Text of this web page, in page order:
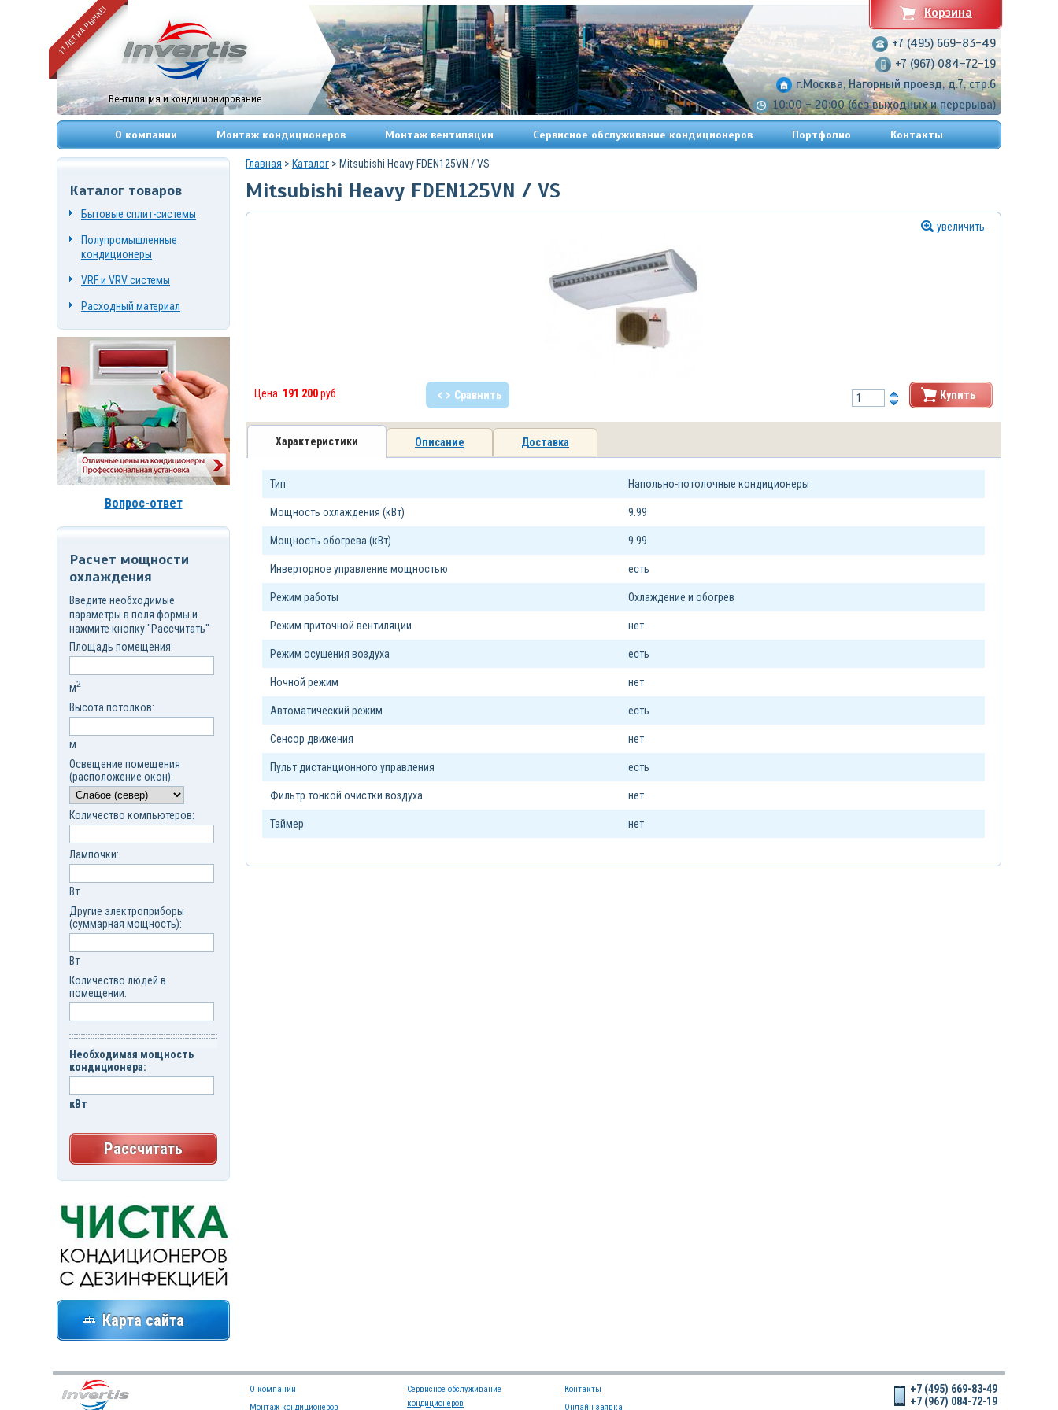
11 ЛЕТ НА РЫНКЕ!
Вентиляция и кондиционирование
+7 (495) 669-83-49
+7 (967) 084-72-19
г.Москва, Нагорный проезд, д.7, стр.6
10:00 - 20:00 (без выходных и перерыва)
Корзина
О компании Монтаж кондиционеров Монтаж вентиляции Сервисное обслуживание кондиционеров Портфолио Контакты
Главная > Каталог > Mitsubishi Heavy FDEN125VN / VS
Mitsubishi Heavy FDEN125VN / VS
увеличить
Цена: 191 200руб. Сравнить Купить
Характеристики Описание Доставка
Тип Напольно-потолочные кондиционеры
Мощность охлаждения (кВт) 9.99
Мощность обогрева (кВт) 9.99
Инверторное управление мощностью есть
Режим работы Охлаждение и обогрев
Режим приточной вентиляции нет
Режим осушения воздуха есть
Ночной режим нет
Автоматический режим есть
Сенсор движения нет
Пульт дистанционного управления есть
Фильтр тонкой очистки воздуха нет
Таймер нет
Каталог товаров
Бытовые сплит-системы
Полупромышленные
кондиционеры
VRF и VRV системы
Расходный материал
Вопрос-ответ
Расчет мощности
охлаждения
Введите необходимые
параметры в поля формы и
нажмите кнопку "Рассчитать"
Площадь помещения:
м2
Высота потолков:
м
Освещение помещения
(расположение окон):
Количество компьютеров:
Лампочки:
Вт
Другие электроприборы
(суммарная мощность):
Вт
Количество людей в
помещении:
Необходимая мощность
кондиционера:
кВт
Рассчитать
Карта сайта
О компании
Монтаж кондиционеров
Сервисное обслуживание
кондиционеров
Контакты
Онлайн заявка
+7 (495) 669-83-49
+7 (967) 084-72-19